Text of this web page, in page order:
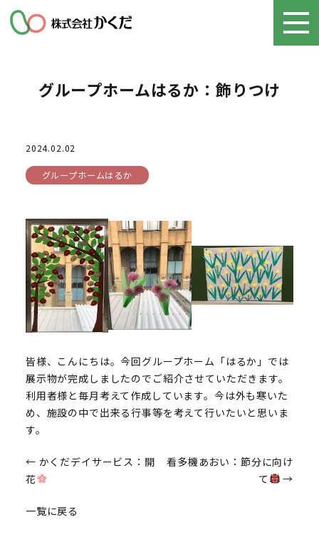
グループホームはるか：飾りつけ
2024.02.02
グループホームはるか
皆様、こんにちは。今回グループホーム「はるか」では
展示物が完成しましたのでご紹介させていただきます。
利用者様と毎月考えて作成しています。今は外も寒いた
め、施設の中で出来る行事等を考えて行いたいと思いま
す。
投
稿
ナ
← かくだデイサービス：開
花
看多機あおい：節分に向け
て
→
一覧に戻る